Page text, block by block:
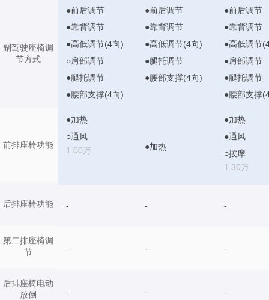
副驾驶座椅调
节方式
前排座椅功能
后排座椅功能
第二排座椅调
节
后排座椅电动
放倒
●前后调节
●靠背调节
●高低调节(4向)
○肩部调节
●腿托调节
●腰部支撑(4向)
●前后调节
●靠背调节
●高低调节(4向)
●腿托调节
●腰部支撑(4向)
●前后调节
●靠背调节
●高低调节
●肩部调节
●腿托调节
●腰部支撑
●加热
○通风
1.00万
●加热
●加热
●通风
○按摩
1.30万
- - -
- - -
- - -